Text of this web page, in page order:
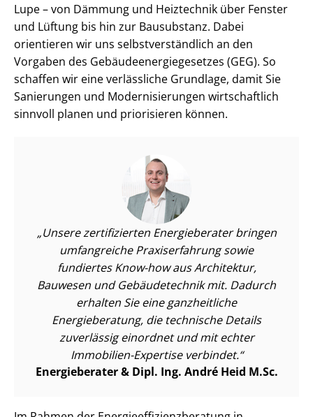
Lupe – von Dämmung und Heiztechnik über Fenster
und Lüftung bis hin zur Bausubstanz. Dabei
orientieren wir uns selbst­ver­ständ­lich an den
Vorgaben des Ge­bäu­de­en­er­gie­ge­set­zes (GEG). So
schaffen wir eine verlässliche Grundlage, damit Sie
Sanierungen und Mo­der­ni­sie­run­gen wirtschaftlich
sinnvoll planen und priorisieren können.
Unsere zertifizierten Energieberater bringen
umfangreiche Praxiserfahrung sowie
fundiertes Know-how aus Architektur,
Bauwesen und Gebäudetechnik mit. Dadurch
erhalten Sie eine ganzheitliche
Energieberatung, die technische Details
zuverlässig einordnet und mit echter
Immobilien-Expertise verbindet.
Energieberater & Dipl. Ing. André Heid M.Sc.